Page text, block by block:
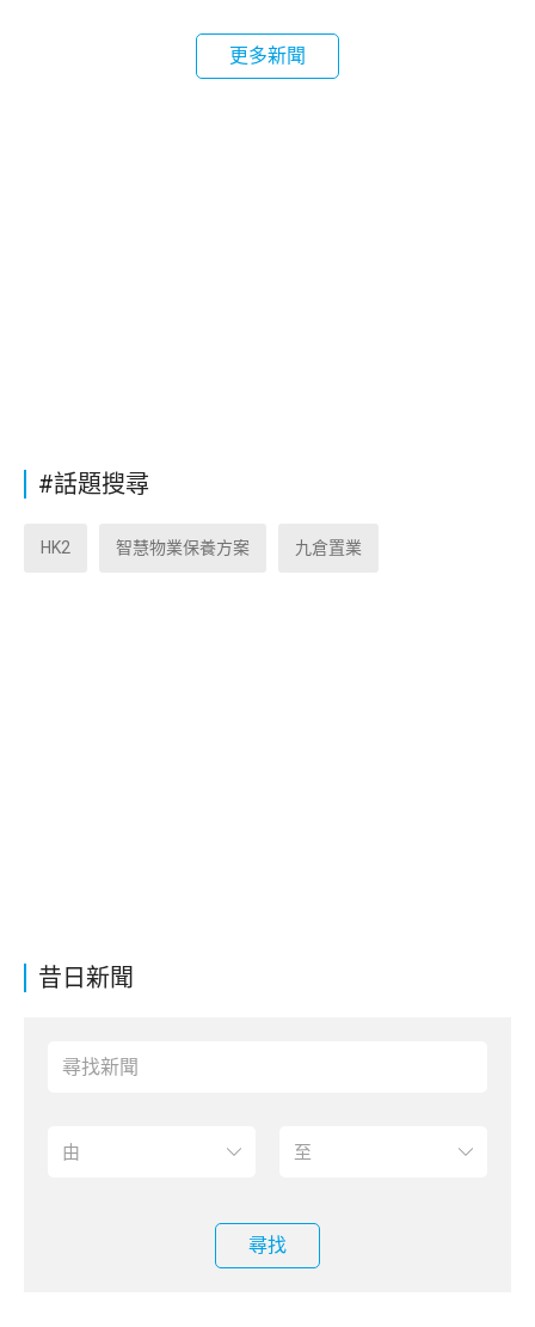
昔日新聞
尋找
更多新聞
#話題搜尋
HK2 智慧物業保養方案 九倉置業